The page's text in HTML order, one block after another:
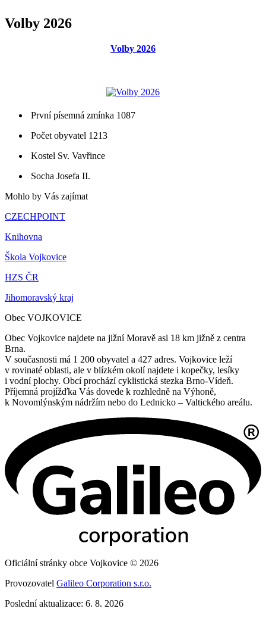
Jak vyřídit
Jednoduché návody pro časté situace
Volby 2026
První písemná zmínka 1087
Kostel Sv. Vavřince
Socha Josefa II.
Mohlo by Vás zajímat
CZECHPOINT
Škola Vojkovice
HZS ČR
Jihomoravský kraj
Obec VOJKOVICE
Obec Vojkovice najdete na jižní Moravě asi 18 km jižně z centra
V současnosti má 1 200 obyvatel a 427 adres. Vojkovice leží
v rovinaté oblasti, ale v blízkém okolí najdete i kopečky, lesíky
i vodní plochy. Obcí prochází cyklistická stezka Brno-Vídeň.
Příjemná projížďka Vás dovede k rozhledně na Výhoně,